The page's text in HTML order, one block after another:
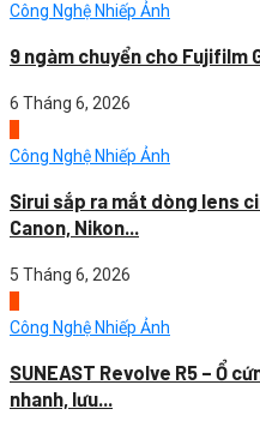
Công Nghệ Nhiếp Ảnh
9 ngàm chuyển cho Fujifilm
6 Tháng 6, 2026
Công Nghệ Nhiếp Ảnh
Sirui sắp ra mắt dòng lens
Canon, Nikon...
5 Tháng 6, 2026
Công Nghệ Nhiếp Ảnh
SUNEAST Revolve R5 – Ổ
nhanh, lưu...